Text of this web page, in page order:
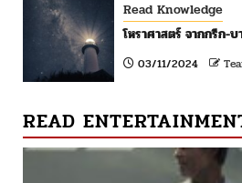
Read Knowledge
โหราศาสตร์ จากกรีก-
03/11/2024
READ